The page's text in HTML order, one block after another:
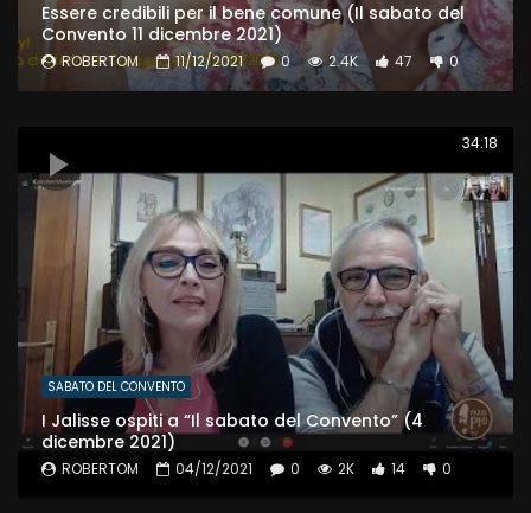
Essere credibili per il bene comune (Il sabato del
Convento 11 dicembre 2021)
ROBERTOM 11/12/2021 0 2.4K 47 0
34:18
SABATO DEL CONVENTO
I Jalisse ospiti a “Il sabato del Convento” (4
dicembre 2021)
ROBERTOM 04/12/2021 0 2K 14 0